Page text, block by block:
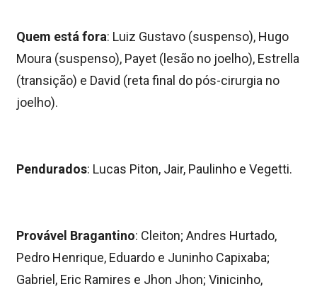
Quem está fora: Luiz Gustavo (suspenso), Hugo
Moura (suspenso), Payet (lesão no joelho), Estrella
(transição) e David (reta final do pós-cirurgia no
joelho).
Pendurados: Lucas Piton, Jair, Paulinho e Vegetti.
Provável Bragantino: Cleiton; Andres Hurtado,
Pedro Henrique, Eduardo e Juninho Capixaba;
Gabriel, Eric Ramires e Jhon Jhon; Vinicinho,